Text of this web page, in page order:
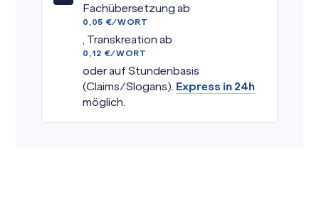
Fachübersetzung ab
0,05 €/WORT
, Transkreation ab
0,12 €/WORT
oder auf Stundenbasis
(Claims/Slogans). Express in 24h
möglich.